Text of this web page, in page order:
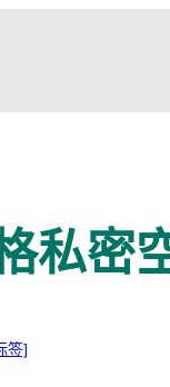
私密
签]